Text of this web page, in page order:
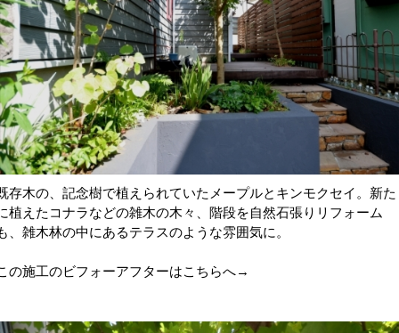
存木の、記念樹で植えられていたメープルとキンモクセイ。新た
植えたコナラなどの雑木の木々、階段を自然石張りリフォーム
、雑木林の中にあるテラスのような雰囲気に。
の施工のビフォーアフターはこちらへ→